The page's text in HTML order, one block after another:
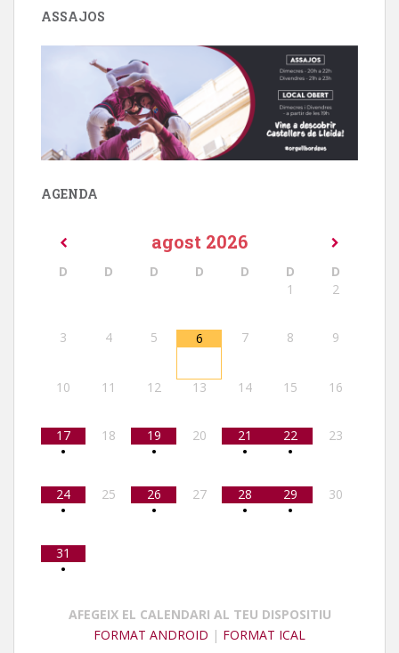
ASSAJOS
AGENDA
agost 2026
D D D D D D
D
1
2
3 4 5 6 7 8 9
10 11 12 13 14 15 16
17
•
18
19
•
20
21
•
22
•
23
24
•
25
26
•
27
28
•
29
•
30
31
•
AFEGEIX EL CALENDARI AL TEU DISPOSITIU
FORMAT ANDROID | FORMAT ICAL